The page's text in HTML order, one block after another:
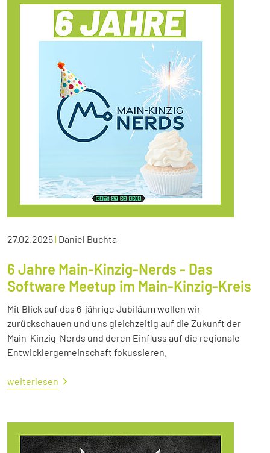
27.02.2025| Daniel Buchta
6 Jahre Main-Kinzig-Nerds - Das
Software Meetup im Main-Kinzig-Kreis
Mit Blick auf das 6-jährige Jubiläum wollen wir
zurückschauen und uns gleichzeitig auf die Zukunft der
Main-Kinzig-Nerds und deren Einfluss auf die regionale
Entwicklergemeinschaft fokussieren.
weiterlesen